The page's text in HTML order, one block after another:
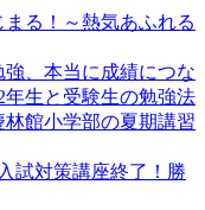
まる！～熱気あふれる
強、本当に成績につな
生と受験生の勉強法
林館小学部の夏期講習
試対策講座終了！勝